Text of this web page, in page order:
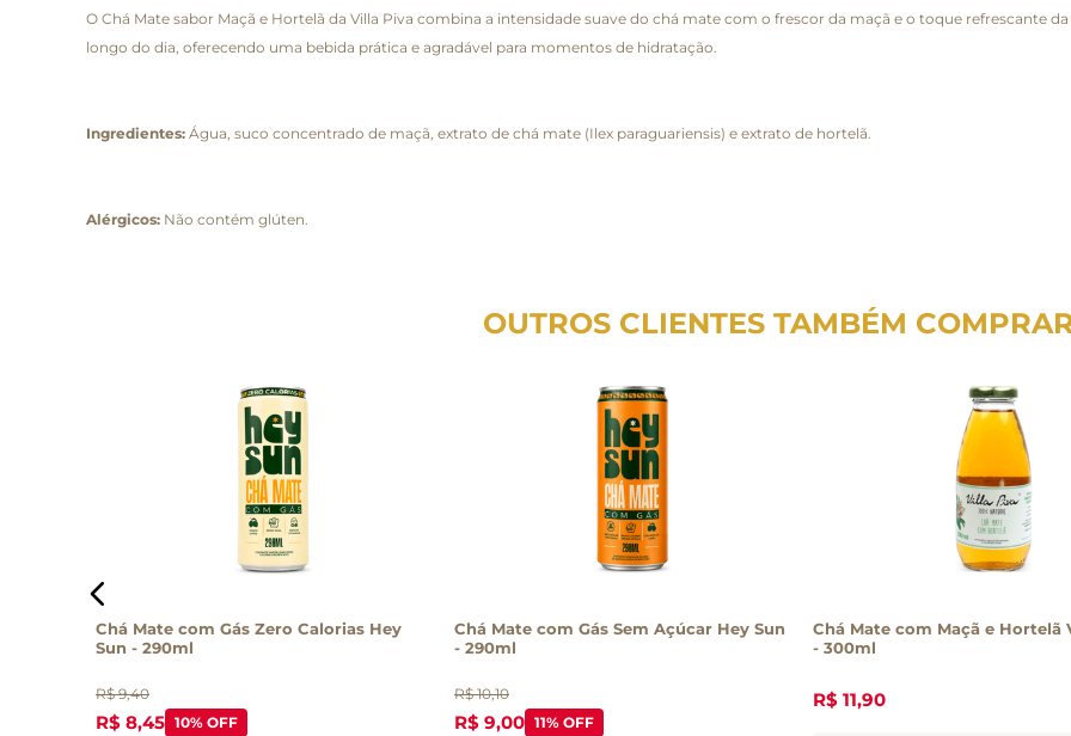
O Chá Mate sabor Maçã e Hortelã da Villa Piva combina a intensidade suave do chá mate com o frescor da maçã e o toque refrescante
longo do dia, oferecendo uma bebida prática e agradável para momentos de hidratação.
Ingredientes: Água, suco concentrado de maçã, extrato de chá mate (Ilex paraguariensis) e extrato de hortelã.
Alérgicos: Não contém glúten.
OUTROS CLIENTES TAMBÉM
Chá Mate com Gás Zero Calorias Hey
Sun - 290ml
R$ 9,40
R$ 8,45 10% OFF
Chá Mate com Gás Sem Açúcar Hey Sun
- 290ml
R$ 10,10
R$ 9,00 11% OFF
Chá Mate com Maçã e Hortelã
- 300ml
R$ 11,90